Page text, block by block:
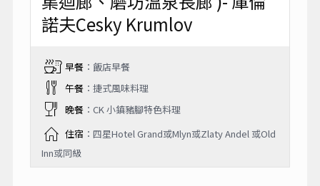
諾夫Cesky Krumlov
早餐：飯店早餐
午餐：捷式風味料理
晚餐：CK 小鎮豬腳特色料理
住宿 ：四星Hotel Grand或Mlyn或Zlaty Andel 或Old
Inn或同級